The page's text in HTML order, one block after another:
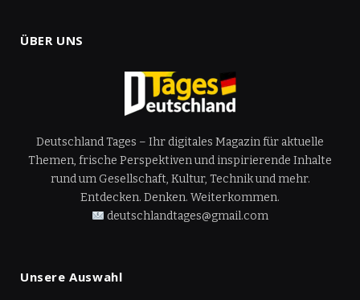
ÜBER UNS
Deutschland Tages – Ihr digitales Magazin für aktuelle
Themen, frische Perspektiven und inspirierende Inhalte
rund um Gesellschaft, Kultur, Technik und mehr.
Entdecken. Denken. Weiterkommen.
deutschlandtages@gmail.com
Unsere Auswahl